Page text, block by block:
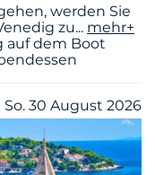
werden Sie
zu... mehr+
auf dem Boot
So. 30 August 2026